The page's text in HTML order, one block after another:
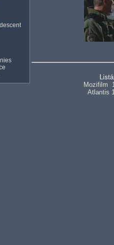
Mozifilm
Atlantis